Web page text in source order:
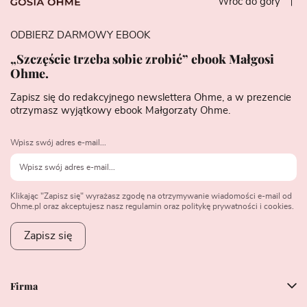
Firma
ODBIERZ DARMOWY EBOOK
„Szczęście trzeba sobie zrobić” ebook Małgosi
Ohme.
Zapisz się do redakcyjnego newslettera Ohme, a w prezencie
otrzymasz wyjątkowy ebook Małgorzaty Ohme.
Wpisz swój adres e-mail...
Klikając "Zapisz się" wyrażasz zgodę na otrzymywanie wiadomości e-mail od
Ohme.pl oraz akceptujesz nasz regulamin oraz politykę prywatności i cookies.
Zapisz się